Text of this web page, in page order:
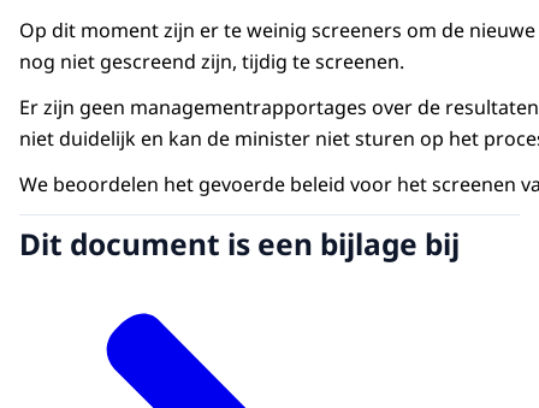
Op dit moment zijn er te weinig screeners om de
nog niet gescreend zijn, tijdig te screenen.
Er zijn geen managementrapportages over de
niet duidelijk en kan de minister niet sturen op het
We beoordelen het gevoerde beleid voor het screenen
Dit document is een bijlage bij